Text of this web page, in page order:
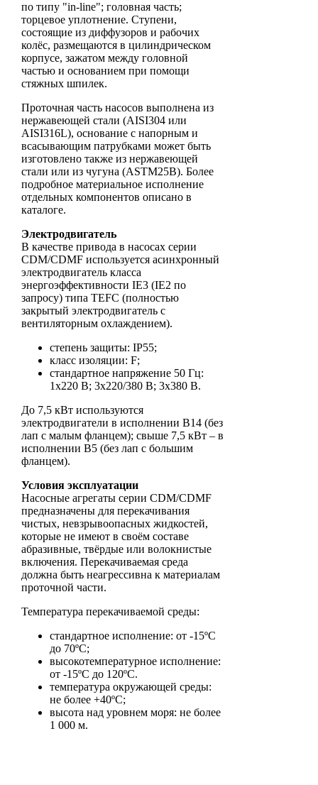
по типу "in-line"; головная часть;
торцевое уплотнение. Ступени,
состоящие из диффузоров и рабочих
колёс, размещаются в цилиндрическом
корпусе, зажатом между головной
частью и основанием при помощи
стяжных шпилек.
Проточная часть насосов выполнена из
нержавеющей стали (AISI304 или
AISI316L), основание с напорным и
всасывающим патрубками может быть
изготовлено также из нержавеющей
стали или из чугуна (ASTM25B). Более
подробное материальное исполнение
отдельных компонентов описано в
каталоге.
Электродвигатель
В качестве привода в насосах серии
CDM/CDMF используется асинхронный
электродвигатель класса
энергоэффективности IE3 (IE2 по
запросу) типа TEFC (полностью
закрытый электродвигатель с
вентиляторным охлаждением).
степень защиты: IP55;
класс изоляции: F;
стандартное напряжение 50 Гц:
1х220 В; 3x220/380 В; 3x380 В.
До 7,5 кВт используются
электродвигатели в исполнении B14 (без
лап с малым фланцем); свыше 7,5 кВт – в
исполнении B5 (без лап с большим
фланцем).
Условия эксплуатации
Насосные агрегаты серии CDM/CDMF
предназначены для перекачивания
чистых, невзрывоопасных жидкостей,
которые не имеют в своём составе
абразивные, твёрдые или волокнистые
включения. Перекачиваемая среда
должна быть неагрессивна к материалам
проточной части.
Температура перекачиваемой среды:
стандартное исполнение: от -15ºС
до 70ºС;
высокотемпературное исполнение:
от -15ºС до 120ºС.
температура окружающей среды:
не более +40ºС;
высота над уровнем моря: не более
1 000 м.